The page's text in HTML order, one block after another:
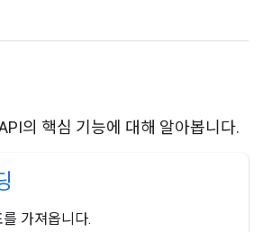
의 핵심 기능에 대해 알아봅니다.
가져옵니다.